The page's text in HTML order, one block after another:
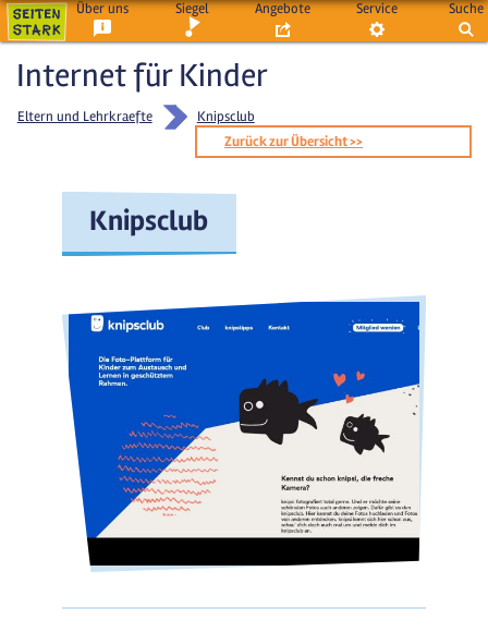
Über uns Siegel Angebote Service Suche
Internet für Kinder
Eltern und Lehrkraefte
Knipsclub
Zurück zur Übersicht >>
Knipsclub